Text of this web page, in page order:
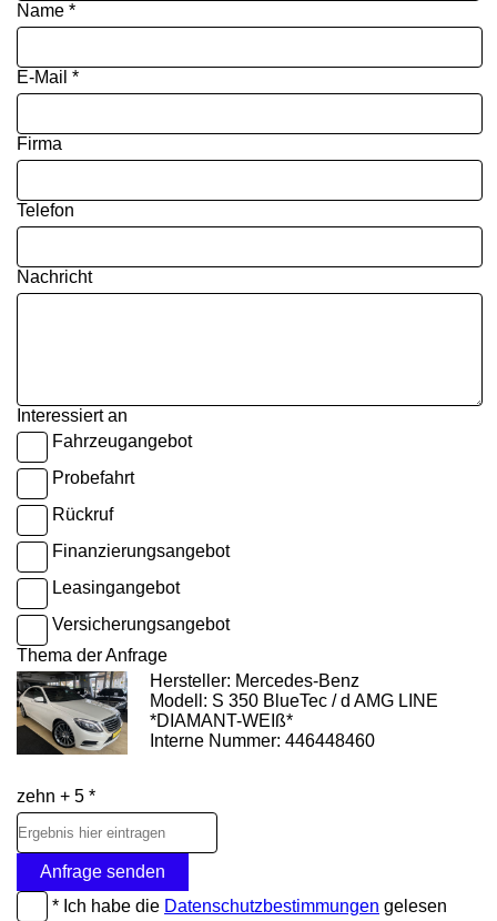
Name *
E-Mail *
Firma
Telefon
Nachricht
Interessiert an
Fahrzeugangebot
Probefahrt
Rückruf
Finanzierungsangebot
Leasingangebot
Versicherungsangebot
Thema der Anfrage
Hersteller: Mercedes-Benz
Modell: S 350 BlueTec / d AMG LINE
*DIAMANT-WEIß*
Interne Nummer: 446448460
zehn + 5 *
Anfrage senden
* Ich habe die Datenschutzbestimmungen gelesen